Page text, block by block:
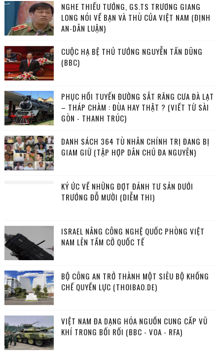
NGHE THIẾU TƯỚNG, GS.TS TRƯƠNG GIANG
LONG NÓI VỀ BẠN VÀ THÙ CỦA VIỆT NAM (ĐỊNH
AN-DÂN LUẬN)
CUỘC HẠ BỆ THỦ TƯỚNG NGUYỄN TẤN DŨNG
(BBC)
PHỤC HỒI TUYẾN ĐƯỜNG SẮT RĂNG CƯA ĐÀ LẠT
– THÁP CHÀM : ĐÙA HAY THẬT ? (VIẾT TỪ SÀI
GÒN - THANH TRÚC)
DANH SÁCH 364 TÙ NHÂN CHÍNH TRỊ ĐANG BỊ
GIAM GIỮ (TẬP HỢP DÂN CHỦ ĐA NGUYÊN)
KÝ ỨC VỀ NHỮNG ĐỢT ĐÁNH TƯ SẢN DƯỚI
TRƯỚNG ĐỖ MƯỜI (DIỄM THI)
ISRAEL NÂNG CÔNG NGHỆ QUỐC PHÒNG VIỆT
NAM LÊN TẦM CỠ QUỐC TẾ
BỘ CÔNG AN TRỞ THÀNH MỘT SIÊU BỘ KHỐNG
CHẾ QUYỀN LỰC (THOIBAO.DE)
VIỆT NAM ĐA DẠNG HÓA NGUỒN CUNG CẤP VŨ
KHÍ TRONG BỐI RỐI (BBC - VOA - RFA)